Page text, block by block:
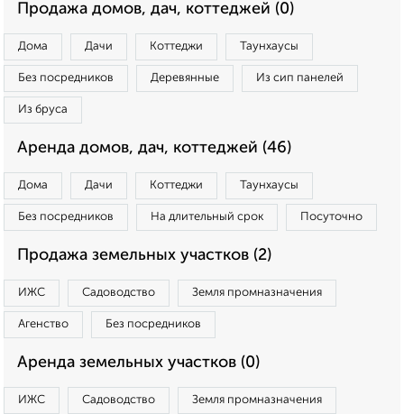
Продажа домов, дач, коттеджей (0)
Дома Дачи Коттеджи Таунхаусы
Без посредников Деревянные Из сип панелей
Из бруса
Аренда домов, дач, коттеджей (46)
Дома Дачи Коттеджи Таунхаусы
Без посредников На длительный срок Посуточно
Продажа земельных участков (2)
ИЖС Садоводство Земля промназначения
Агенство Без посредников
Аренда земельных участков (0)
ИЖС Садоводство Земля промназначения